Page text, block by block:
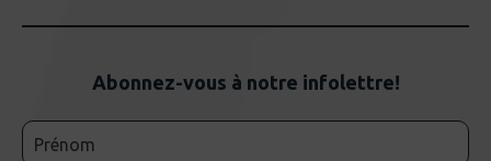
Abonnez-vous à notre infolettre!